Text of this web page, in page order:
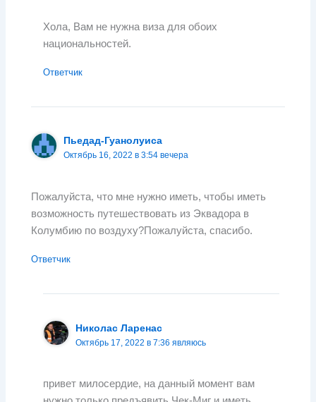
Хола, Вам не нужна виза для обоих
национальностей.
Ответчик
Пьедад-Гуанолуиса
Октябрь 16, 2022 в 3:54 вечера
Пожалуйста, что мне нужно иметь, чтобы иметь
возможность путешествовать из Эквадора в
Колумбию по воздуху?Пожалуйста, спасибо.
Ответчик
Николас Ларенас
Октябрь 17, 2022 в 7:36 являюсь
привет милосердие, на данный момент вам